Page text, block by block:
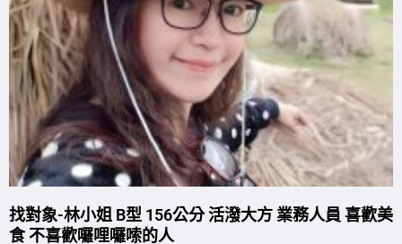
找對象-林小姐 B型 156公分 活潑大方 業務人員 喜歡美
食 不喜歡囉哩囉嗦的人